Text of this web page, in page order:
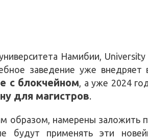
Намибии, University
заведение уже внедряет
с блокчейном , а уже 2024
для магистров.
образом, намерены заложить
будут применять эти